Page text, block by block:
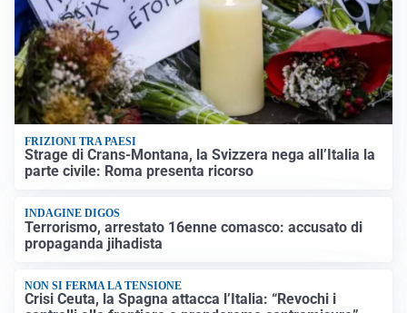
FRIZIONI TRA PAESI
Strage di Crans-Montana, la Svizzera nega all’Italia la
parte civile: Roma presenta ricorso
INDAGINE DIGOS
Terrorismo, arrestato 16enne comasco: accusato di
propaganda jihadista
NON SI FERMA LA TENSIONE
Crisi Ceuta, la Spagna attacca l’Italia: “Revochi i